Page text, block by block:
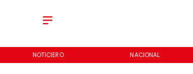
NACIONAL REGIONES